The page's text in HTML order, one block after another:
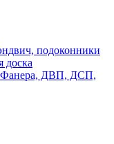
подоконники
доска
Фанера, ДВП, ДСП,